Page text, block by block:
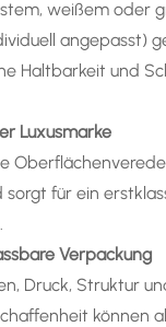
weißem oder
angepasst)
Haltbarkeit und
Luxusmarke
für ein
Verpackung
Druck, Struktur
können